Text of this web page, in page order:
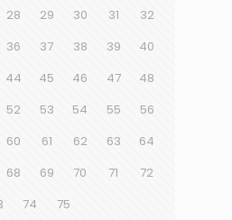
28 29 30 31
32
36 37 38 39
40
44 45 46 47
48
52 53 54 55
56
60 61 62 63
64
68 69 70 71
72
74 75